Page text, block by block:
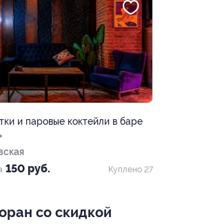
и паровые коктейли в баре
150 руб. Куплено 27
со скидкой